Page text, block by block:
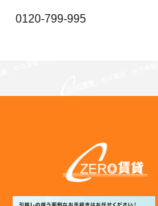
0120-799-995